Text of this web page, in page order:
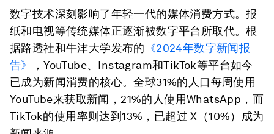
数字技术深刻影响了年轻一代的媒体消费方式。报
纸和电视等传统媒体正逐渐被数字平台所取代。根
据路透社和牛津大学发布的 《2024年数字新闻报
告》
，YouTube、Instagram和TikTok等平台如今
已成为新闻消费的核心。全球31%的人口每周使用
YouTube来获取新闻，21%的人使用WhatsApp，而
TikTok的使用率则达到13%，已超过 X（10%）成为